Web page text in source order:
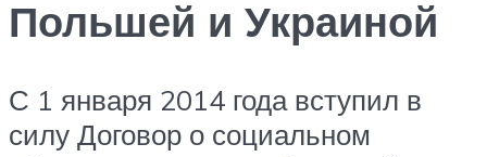
Польшей и Украиной
С 1 января 2014 года вступил в
силу Договор о социальном